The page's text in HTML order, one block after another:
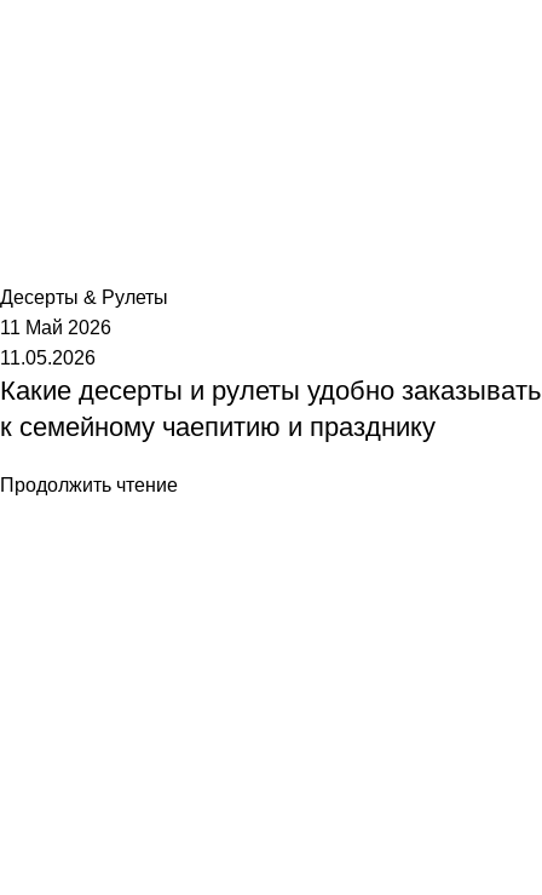
Десерты & Рулеты
11 Май 2026
11.05.2026
Какие десерты и рулеты удобно заказывать
к семейному чаепитию и празднику
Продолжить чтение